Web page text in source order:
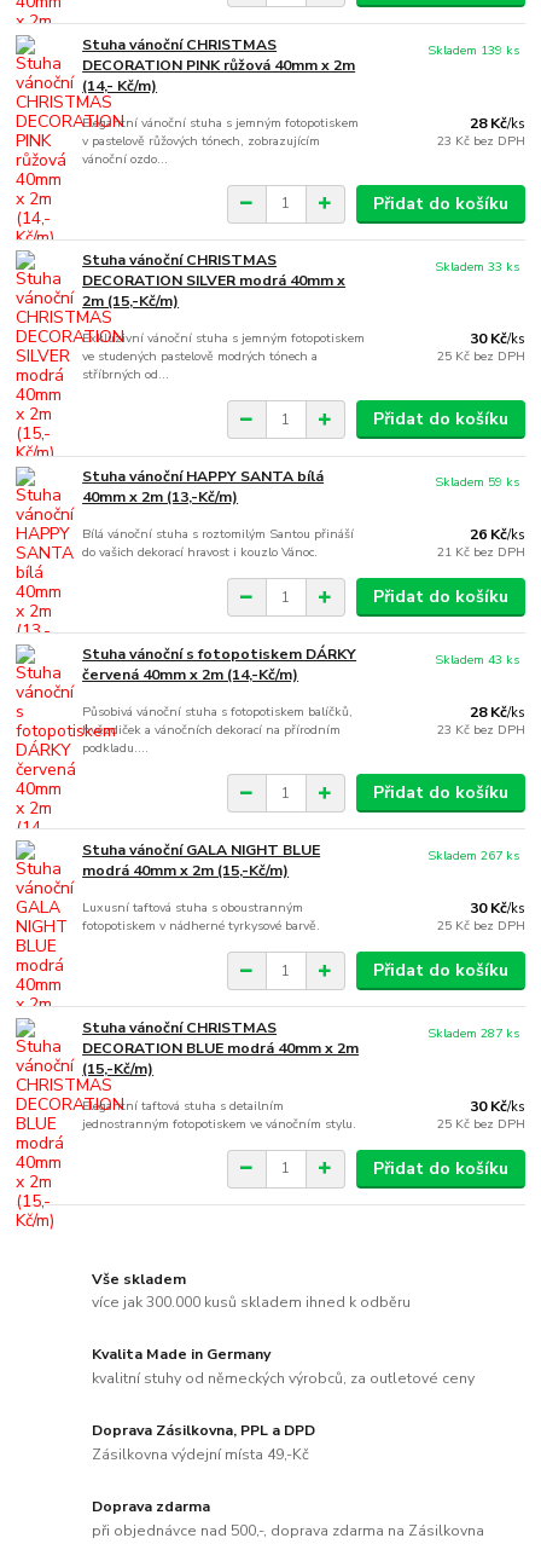
Stuha vánoční CHRISTMAS
DECORATION PINK růžová 40mm x 2m
(14,- Kč/m)
Elegantní vánoční stuha s jemným fotopotiskem
v pastelově růžových tónech, zobrazujícím
vánoční ozdo...
28 Kč/ks
23 Kč bez DPH
Skladem 139 ks
Přidat do košíku
Stuha vánoční CHRISTMAS
DECORATION SILVER modrá 40mm x
2m (15,-Kč/m)
Exkluzivní vánoční stuha s jemným fotopotiskem
ve studených pastelově modrých tónech a
stříbrných od...
30 Kč/ks
25 Kč bez DPH
Skladem 33 ks
Přidat do košíku
Stuha vánoční HAPPY SANTA bílá
40mm x 2m (13,-Kč/m)
Bílá vánoční stuha s roztomilým Santou přináší
do vašich dekorací hravost i kouzlo Vánoc.
26 Kč/ks
21 Kč bez DPH
Skladem 59 ks
Přidat do košíku
Stuha vánoční s fotopotiskem DÁRKY
červená 40mm x 2m (14,-Kč/m)
Působivá vánoční stuha s fotopotiskem balíčků,
hvězdiček a vánočních dekorací na přírodním
podkladu....
28 Kč/ks
23 Kč bez DPH
Skladem 43 ks
Přidat do košíku
Stuha vánoční GALA NIGHT BLUE
modrá 40mm x 2m (15,-Kč/m)
Luxusní taftová stuha s oboustranným
fotopotiskem v nádherné tyrkysové barvě.
30 Kč/ks
25 Kč bez DPH
Skladem 267 ks
Přidat do košíku
Stuha vánoční CHRISTMAS
DECORATION BLUE modrá 40mm x 2m
(15,-Kč/m)
Elegantní taftová stuha s detailním
jednostranným fotopotiskem ve vánočním stylu.
30 Kč/ks
25 Kč bez DPH
Skladem 287 ks
Přidat do košíku
Vše skladem
více jak 300.000 kusů skladem ihned k odběru
Kvalita Made in Germany
kvalitní stuhy od německých výrobců, za outletové ceny
Doprava Zásilkovna, PPL a DPD
Zásilkovna výdejní místa 49,-Kč
Doprava zdarma
při objednávce nad 500,-, doprava zdarma na Zásilkovna